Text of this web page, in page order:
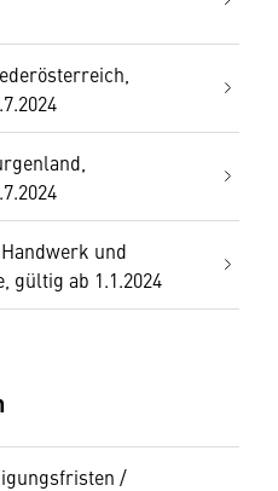
und
gültig ab 1.1.2024
/